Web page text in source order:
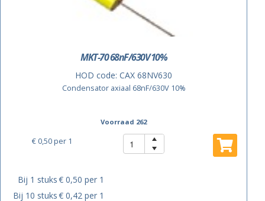
MKT-70 68nF/630V 10%
HOD code: CAX 68NV630
Condensator axiaal 68nF/630V 10%
Voorraad 262
€ 0,50per 1
Bij 1 stuks€ 0,50 per 1
Bij 10 stuks€ 0,42 per 1